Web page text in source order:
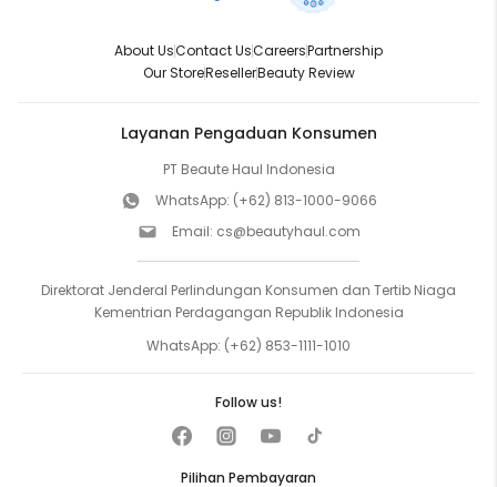
About UsContact UsCareersPartnership
Our StoreResellerBeauty Review
Layanan Pengaduan Konsumen
PT Beaute Haul Indonesia
WhatsApp: (+62) 813-1000-9066
Email: cs@beautyhaul.com
Direktorat Jenderal Perlindungan Konsumen dan Tertib Niaga
Kementrian Perdagangan Republik Indonesia
WhatsApp: (+62) 853-1111-1010
Pilihan Pembayaran
Follow us!